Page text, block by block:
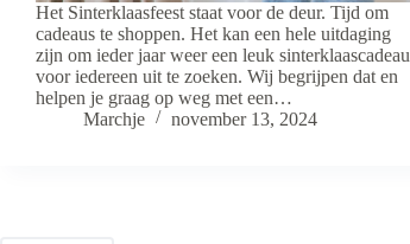
Het Sinterklaasfeest staat voor de deur. Tijd om
cadeaus te shoppen. Het kan een hele uitdaging
zijn om ieder jaar weer een leuk sinterklaascadeau
voor iedereen uit te zoeken. Wij begrijpen dat en
helpen je graag op weg met een…
Marchje
november 13, 2024